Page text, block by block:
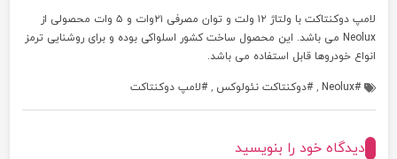
لامپ دوکنتاکت با ولتاژ ۱۲ ولت و توان مصرفی ۲۱وات و ۵ وات محصولی از
Neolux می باشد. این محصول ساخت کشور اسلواکی بوده و برای روشنایی ترمز
انواع خودروها قابل استفاده می باشد.
Neolux
, دوکنتاکت نئولوکس , لامپ دوکنتاکت
دیدگاه خود را بنویسید